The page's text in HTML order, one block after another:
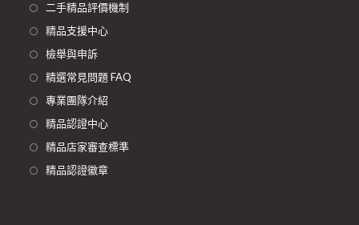
二手精品評價機制
精品支援中心
檢舉與申訴
精選常見問題 FAQ
專業團隊介紹
精品認證中心
精品店家審查標準
精品認證徽章